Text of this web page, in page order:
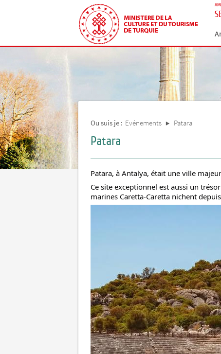
Ou suis je : Evénements Patara
Patara
Patara, à Antalya, était une ville
Ce site exceptionnel est aussi un
marines Caretta-Caretta nichent